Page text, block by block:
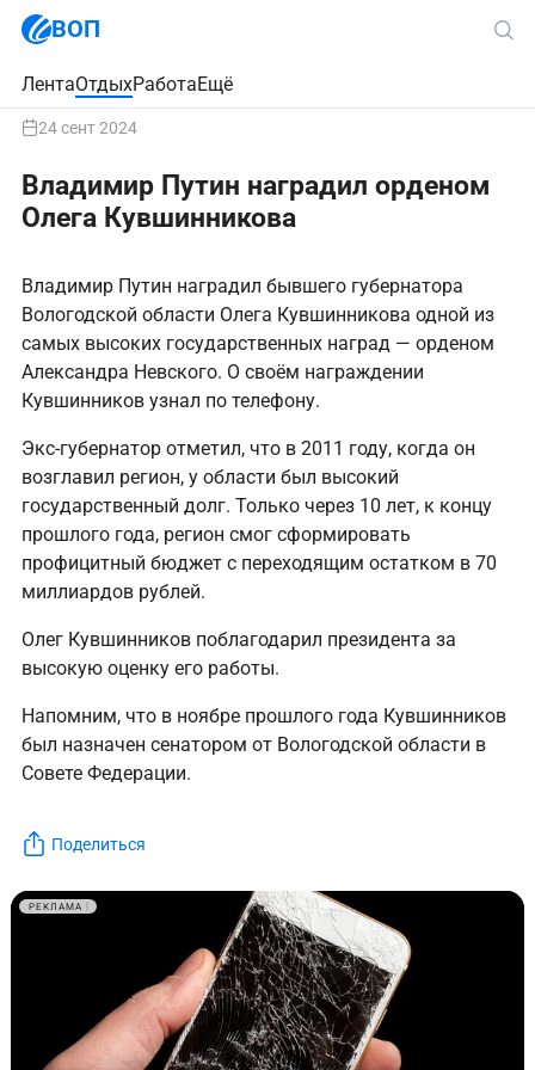
ВОП
ЛентаОтдыхРаботаЕщё
24 сент 2024
Владимир Путин наградил орденом
Олега Кувшинникова
Владимир Путин наградил бывшего губернатора
Вологодской области Олега Кувшинникова одной из
самых высоких государственных наград — орденом
Александра Невского. О своём награждении
Кувшинников узнал по телефону.
Экс-губернатор отметил, что в 2011 году, когда он
возглавил регион, у области был высокий
государственный долг. Только через 10 лет, к концу
прошлого года, регион смог сформировать
профицитный бюджет с переходящим остатком в 70
миллиардов рублей.
Олег Кувшинников поблагодарил президента за
высокую оценку его работы.
Напомним, что в ноябре прошлого года Кувшинников
был назначен сенатором от Вологодской области в
Совете Федерации.
Поделиться
РЕКЛАМА